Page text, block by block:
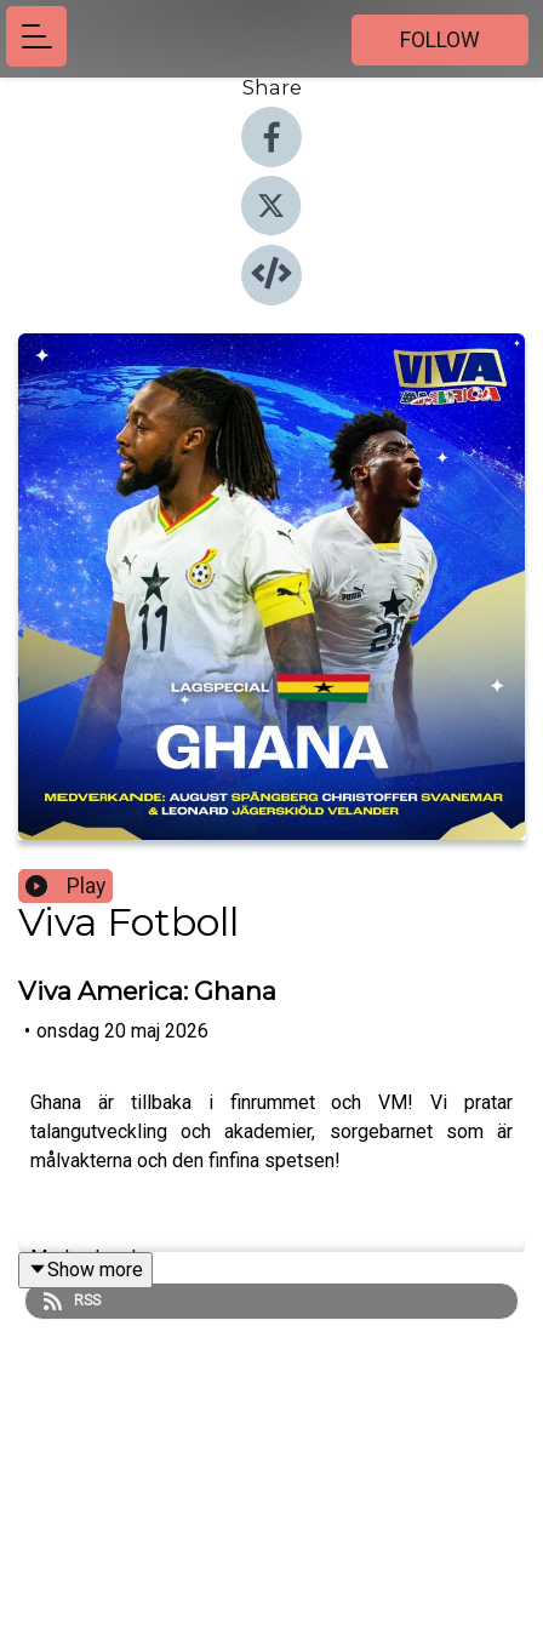
FOLLOW
Share
Play
Viva Fotboll
Viva America: Ghana
• onsdag 20 maj 2026
Ghana är tillbaka i finrummet och VM! Vi pratar
talangutveckling och akademier, sorgebarnet som är
målvakterna och den finfina spetsen!
Medverkande:
August Spångberg, Christoffer Svanemar & Leonard
Show more
RSS